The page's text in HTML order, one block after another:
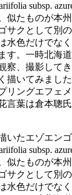
subsp.
似たものが本
サクとして別
水色だけでな
す。一時北海
察、撮影して
描いてみました
リングエフェ
言葉は倉本聰
いたエゾエン
subsp.
似たものが本
サクとして別
水色だけでな